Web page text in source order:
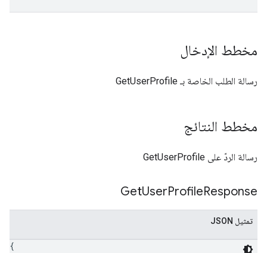
مخطط الإدخال
رسالة الطلب الخاصة بـ GetUserProfile
مخطط النتائج
رسالة الردّ على GetUserProfile
GetUserProfileResponse
تمثيل JSON
{